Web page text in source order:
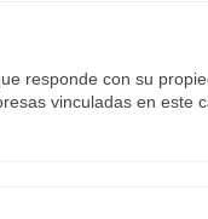
responde con su
vinculadas en este